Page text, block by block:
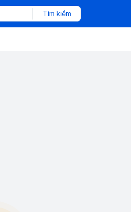
Tìm kiếm